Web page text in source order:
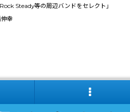
Steady等の周辺バンドをセレクト」
幸